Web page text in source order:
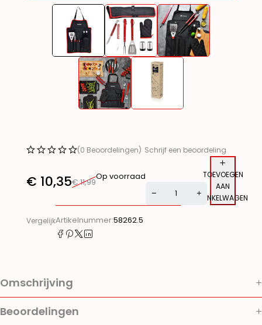
(0 Beoordelingen) Schrijf een beoordeling
€11,99
€ 10,35 Op voorraad
TOEVOEGEN
AAN
WINKELWAGEN
VergelijkArtikelnummer:58262.5
Omschrijving
Beoordelingen